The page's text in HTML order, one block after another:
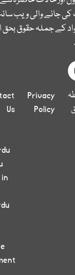
جانے والی ویب
کے جملہ حقوق
Privacy
Policy
Us